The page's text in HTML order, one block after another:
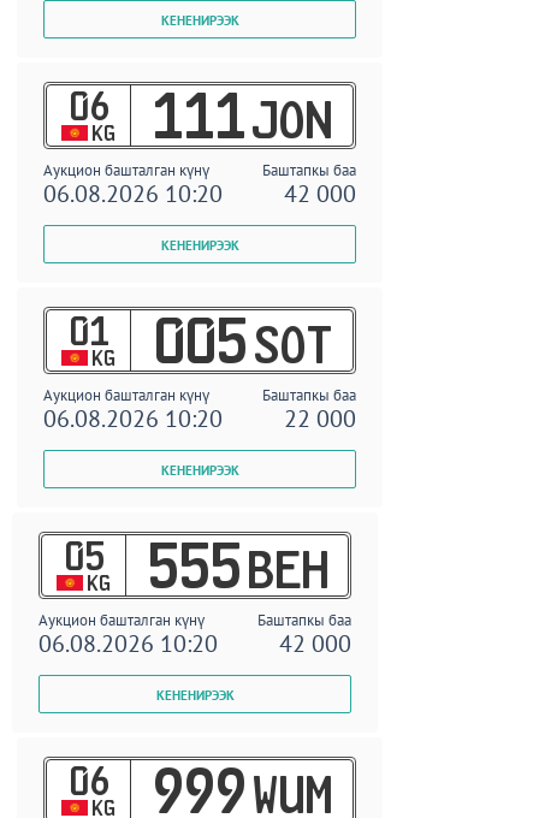
06
KG 111 JON
Аукцион башталган күнү Баштапкы баа
06.08.2026 10:20 42 000
01
KG 005 SOT
Аукцион башталган күнү Баштапкы баа
06.08.2026 10:20 22 000
05
KG 555 BEH
Аукцион башталган күнү Баштапкы баа
06.08.2026 10:20 42 000
06
KG 999 WUM